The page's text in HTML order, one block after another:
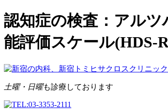
認知症の検査：アル
能評価スケール(HDS-
土曜・日曜も診療しております